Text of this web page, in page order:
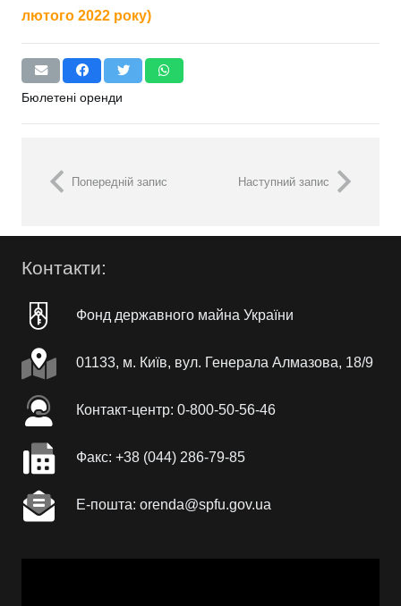
лютого 2022 року)
Бюлетені оренди
Попередній запис Наступний запис
Контакти:
Фонд державного майна України
01133, м. Київ, вул. Генерала Алмазова, 18/9
Контакт-центр: 0-800-50-56-46
Факc: +38 (044) 286-79-85
Е-пошта: orenda@spfu.gov.ua